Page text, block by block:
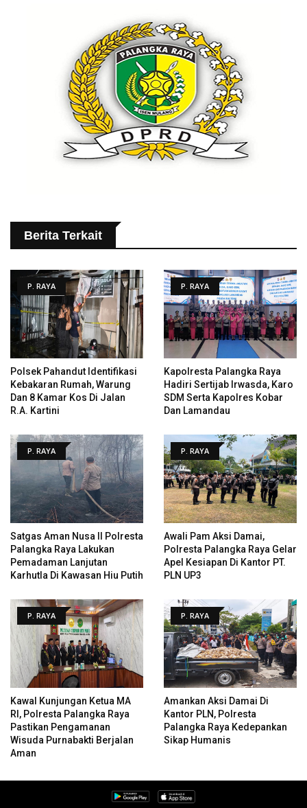
Berita Terkait
P. RAYA
Polsek Pahandut Identifikasi
Kebakaran Rumah, Warung
Dan 8 Kamar Kos Di Jalan
R.A. Kartini
P. RAYA
Kapolresta Palangka Raya
Hadiri Sertijab Irwasda, Karo
SDM Serta Kapolres Kobar
Dan Lamandau
P. RAYA
Satgas Aman Nusa II Polresta
Palangka Raya Lakukan
Pemadaman Lanjutan
Karhutla Di Kawasan Hiu Putih
P. RAYA
Awali Pam Aksi Damai,
Polresta Palangka Raya Gelar
Apel Kesiapan Di Kantor PT.
PLN UP3
P. RAYA
Kawal Kunjungan Ketua MA
RI, Polresta Palangka Raya
Pastikan Pengamanan
Wisuda Purnabakti Berjalan
Aman
P. RAYA
Amankan Aksi Damai Di
Kantor PLN, Polresta
Palangka Raya Kedepankan
Sikap Humanis